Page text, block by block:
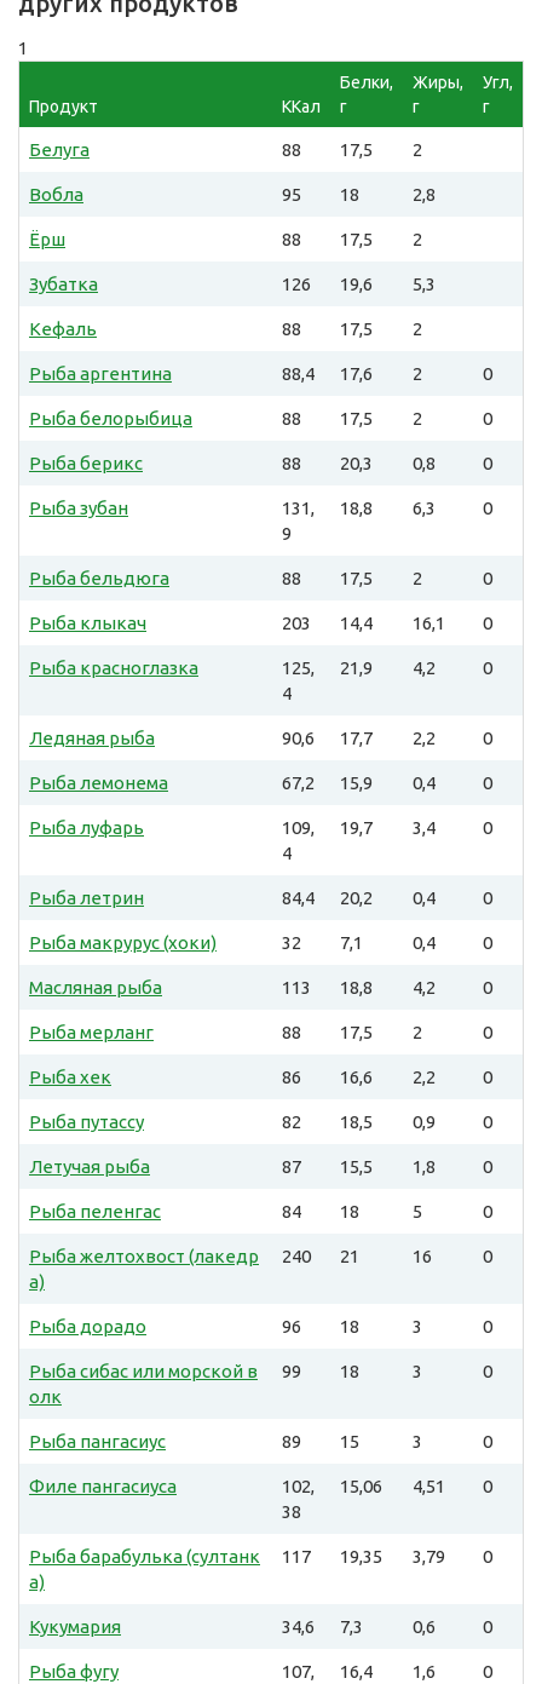
1
Продукт ККал
Белки,
г
Жиры,
г
Угл,
г
Белуга 88 17,5 2
Вобла 95 18 2,8
Ёрш 88 17,5 2
Зубатка 126 19,6 5,3
Кефаль 88 17,5 2
Рыба аргентина 88,4 17,6 2 0
Рыба белорыбица 88 17,5 2 0
Рыба берикс 88 20,3 0,8 0
Рыба зубан
131,
9
18,8 6,3 0
Рыба бельдюга 88 17,5 2 0
Рыба клыкач 203 14,4 16,1 0
Рыба красноглазка
125,
4
21,9 4,2 0
Ледяная рыба 90,6 17,7 2,2 0
Рыба лемонема 67,2 15,9 0,4 0
Рыба луфарь
109,
4
19,7 3,4 0
Рыба летрин 84,4 20,2 0,4 0
Рыба макрурус (хоки) 32 7,1 0,4 0
Масляная рыба 113 18,8 4,2 0
Рыба мерланг 88 17,5 2 0
Рыба хек 86 16,6 2,2 0
Рыба путассу 82 18,5 0,9 0
Летучая рыба 87 15,5 1,8 0
Рыба пеленгас 84 18 5 0
Рыба желтохвост (лакедр
а)
240 21 16 0
Рыба дорадо 96 18 3 0
Рыба сибас или морской в
олк
99 18 3 0
Рыба пангасиус 89 15 3 0
Филе пангасиуса
102,
38
15,06 4,51 0
Рыба барабулька (султанк
а)
117 19,35 3,79 0
Кукумария 34,6 7,3 0,6 0
Рыба фугу
107,
16,4 1,6 0